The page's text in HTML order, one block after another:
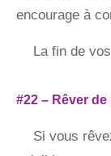
encourage à
La fin de
#22 – Rêver
Si vous